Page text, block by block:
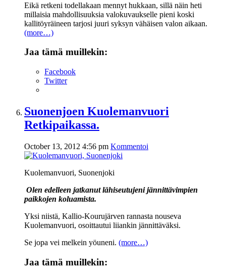
Eikä retkeni todellakaan mennyt hukkaan, sillä näin heti
millaisia mahdollisuuksia valokuvaukselle pieni koski
kallitöyräineen tarjosi juuri syksyn vähäisen valon aikaan.
(more…)
Jaa tämä muillekin:
Facebook
Twitter
Suonenjoen Kuolemanvuori
Retkipaikassa.
October 13, 2012 4:56 pm Kommentoi
Kuolemanvuori, Suonenjoki
Olen edelleen jatkanut lähiseutujeni jännittävimpien
paikkojen koluamista.
Yksi niistä, Kallio-Kourujärven rannasta nouseva
Kuolemanvuori, osoittautui liiankin jännittäväksi.
Se jopa vei melkein yöuneni. (more…)
Jaa tämä muillekin: